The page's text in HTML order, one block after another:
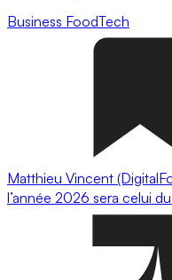
Business FoodTech
Matthieu Vincent
l’année 2026 sera celui